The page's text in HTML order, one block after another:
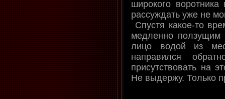
широкого
рассуждать уже не
Спустя какое-то
медленно ползущим
лицо водой из
направился
присутствовать на
Не выдержу. Только